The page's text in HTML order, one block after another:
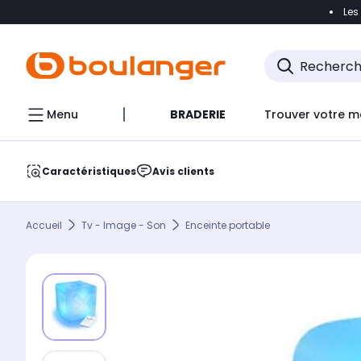
Accéder
Menu BRADERIE Trouver votre
Caractéristiques Avis clients
Accueil Tv - Image - Son Enceinte portable